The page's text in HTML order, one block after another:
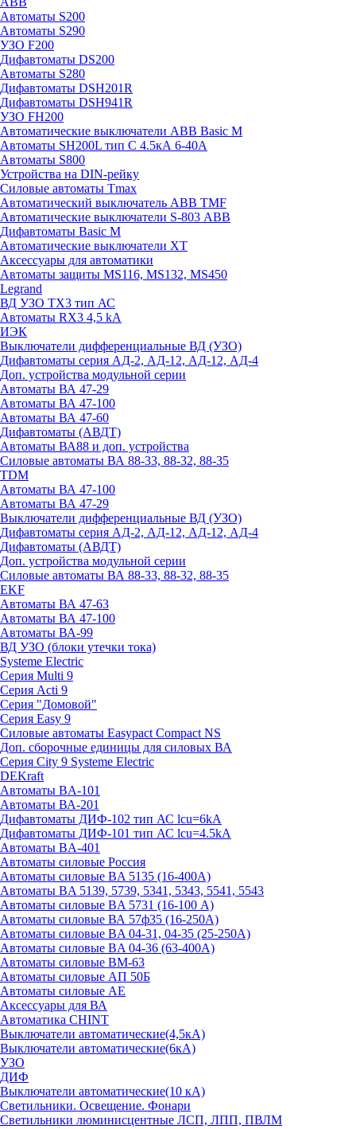
Автоматы S200
Автоматы S290
УЗО F200
Дифавтоматы DS200
Автоматы S280
Дифавтоматы DSH201R
Дифавтоматы DSH941R
УЗО FH200
Автоматические выключатели ABB Basic M
Автоматы SH200L тип С 4.5кА 6-40А
Автоматы S800
Устройства на DIN-рейку
Силовые автоматы Tmax
Автоматический выключатель ABB TMF
Автоматические выключатели S-803 АВВ
Дифавтоматы Basic M
Автоматические выключатели XT
Аксессуары для автоматики
Автоматы защиты MS116, MS132, MS450
Legrand
ВД УЗО TX3 тип АС
Автоматы RX3 4,5 kA
ИЭК
Выключатели дифференциальные ВД (УЗО)
Дифавтоматы серия АД-2, АД-12, АД-12, АД-4
Доп. устройства модульной серии
Автоматы ВА 47-29
Автоматы ВА 47-100
Автоматы ВА 47-60
Дифавтоматы (АВДТ)
Автоматы ВА88 и доп. устройства
Силовые автоматы ВА 88-33, 88-32, 88-35
TDM
Автоматы ВА 47-100
Автоматы ВА 47-29
Выключатели дифференциальные ВД (УЗО)
Дифавтоматы серия АД-2, АД-12, АД-12, АД-4
Дифавтоматы (АВДТ)
Доп. устройства модульной серии
Силовые автоматы ВА 88-33, 88-32, 88-35
EKF
Автоматы ВА 47-63
Автоматы ВА 47-100
Автоматы ВА-99
ВД УЗО (блоки утечки тока)
Systeme Electric
Серия Multi 9
Серия Acti 9
Серия "Домовой"
Серия Easy 9
Силовые автоматы Easypact Compact NS
Доп. сборочные единицы для силовых ВА
Серия City 9 Systeme Electric
DEKraft
Автоматы BA-101
Автоматы ВА-201
Дифавтоматы ДИФ-102 тип АС lcu=6kA
Дифавтоматы ДИФ-101 тип АС lcu=4.5kA
Автоматы BA-401
Автоматы силовые Россия
Автоматы силовые BA 5135 (16-400А)
Автоматы BA 5139, 5739, 5341, 5343, 5541, 5543
Автоматы силовые BA 5731 (16-100 А)
Автоматы силовые ВА 57ф35 (16-250А)
Автоматы силовые BA 04-31, 04-35 (25-250А)
Автоматы силовые BA 04-36 (63-400А)
Автоматы силовые ВМ-63
Автоматы силовые АП 50Б
Автоматы силовые АЕ
Аксессуары для ВА
Автоматика CHINT
Выключатели автоматические(4,5кА)
Выключатели автоматические(6кА)
УЗО
ДИФ
Выключатели автоматические(10 кА)
Светильники. Освещение. Фонари
Светильники люминисцентные ЛСП, ЛПП, ПВЛМ